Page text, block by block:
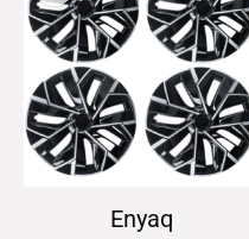
Enyaq